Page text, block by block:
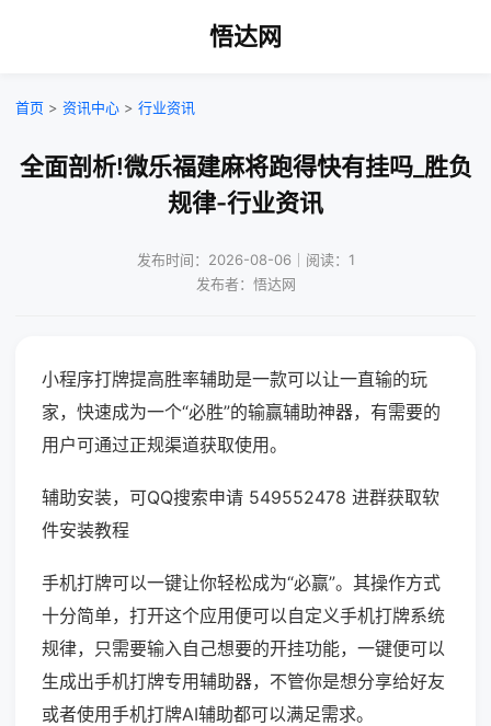
悟达网
首页 > 资讯中心 > 行业资讯
全面剖析!微乐福建麻将跑得快有挂吗_胜负
规律-行业资讯
发布时间：2026-08-06｜阅读：1
发布者：悟达网
小程序打牌提高胜率辅助是一款可以让一直输的玩
家，快速成为一个“必胜”的输赢辅助神器，有需要的
用户可通过正规渠道获取使用。
辅助安装，可QQ搜索申请 549552478 进群获取软
件安装教程
手机打牌可以一键让你轻松成为“必赢”。其操作方式
十分简单，打开这个应用便可以自定义手机打牌系统
规律，只需要输入自己想要的开挂功能，一键便可以
生成出手机打牌专用辅助器，不管你是想分享给好友
或者使用手机打牌AI辅助都可以满足需求。